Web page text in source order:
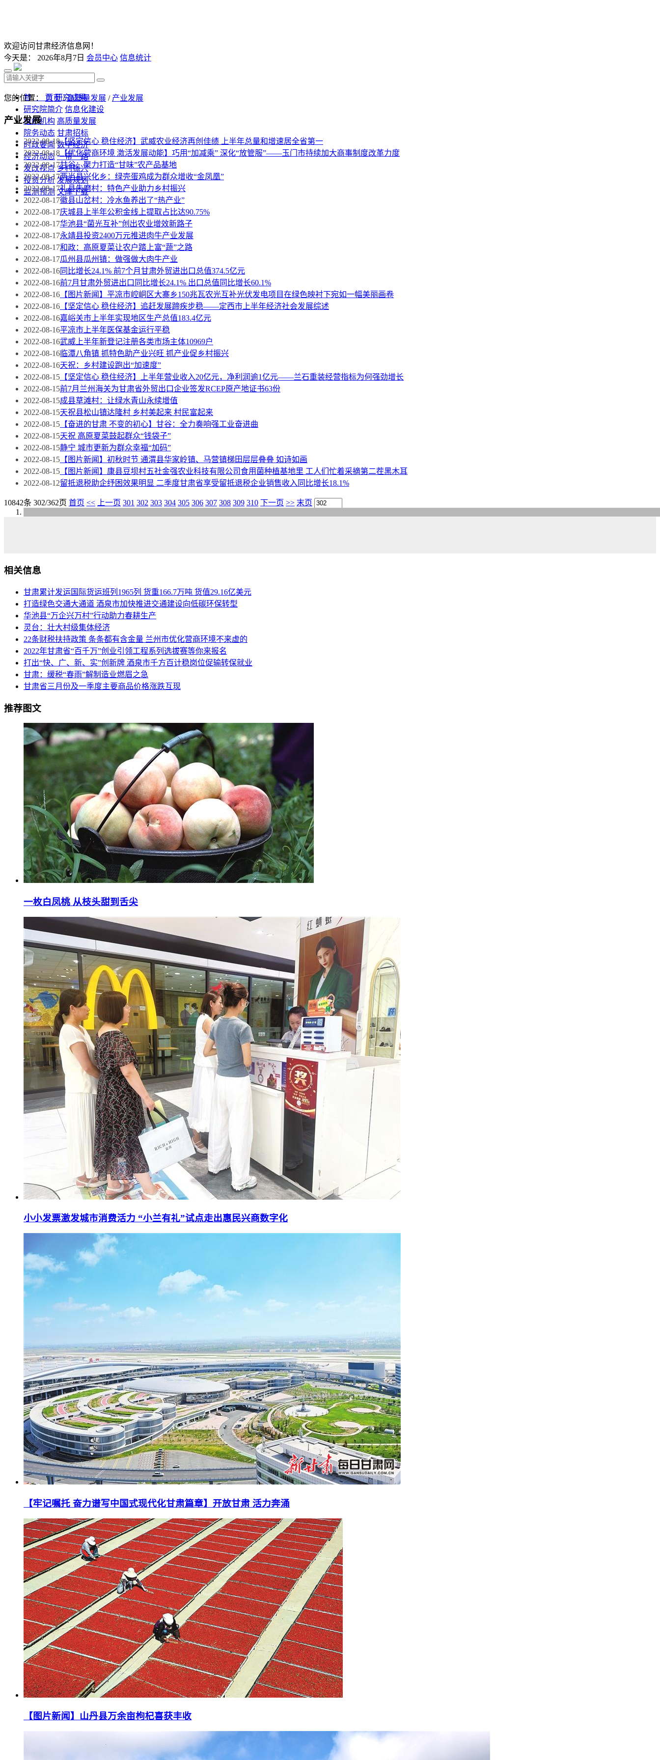
欢迎访问甘肃经济信息网！
今天是： 2026年8月7日 会员中心 信息统计
首 页 研究成果
研究院简介 信息化建设
组织机构 高质量发展
院务动态 甘肃招标
时政要闻 数字经济
经济动态 一带一路
发改视点 乡村振兴
投资分析 发展规划
监测预测 文库下载
您的位置： 首页/高质量发展 / 产业发展
产业发展
2022-08-18【坚定信心 稳住经济】武威农业经济再创佳绩 上半年总量和增速居全省第一
2022-08-18 【优化营商环境 激活发展动能】巧用“加减乘” 深化“放管服”——玉门市持续加大商事制度改革力度
2022-08-17甘谷：聚力打造“甘味”农产品基地
2022-08-17两当县兴化乡：绿壳蛋鸡成为群众增收“金凤凰”
2022-08-17礼县朱磨村：特色产业助力乡村振兴
2022-08-17徽县山岔村：冷水鱼养出了“热产业”
2022-08-17庆城县上半年公积金线上提取占比达90.75%
2022-08-17华池县“菌光互补”创出农业增效新路子
2022-08-17永靖县投资2400万元推进肉牛产业发展
2022-08-17和政：高原夏菜让农户踏上富“蔬”之路
2022-08-17瓜州县瓜州镇：做强做大肉牛产业
2022-08-16同比增长24.1% 前7个月甘肃外贸进出口总值374.5亿元
2022-08-16前7月甘肃外贸进出口同比增长24.1% 出口总值同比增长60.1%
2022-08-16 【图片新闻】平凉市崆峒区大寨乡150兆瓦农光互补光伏发电项目在绿色映衬下宛如一幅美丽画卷
2022-08-16 【坚定信心 稳住经济】追赶发展蹄疾步稳——定西市上半年经济社会发展综述
2022-08-16嘉峪关市上半年实现地区生产总值183.4亿元
2022-08-16平凉市上半年医保基金运行平稳
2022-08-16武威上半年新登记注册各类市场主体10969户
2022-08-16临潭八角镇 抓特色助产业兴旺 抓产业促乡村振兴
2022-08-16天祝：乡村建设跑出“加速度”
2022-08-15 【坚定信心 稳住经济】上半年营业收入20亿元，净利润逾1亿元——兰石重装经营指标为何强劲增长
2022-08-15前7月兰州海关为甘肃省外贸出口企业签发RCEP原产地证书63份
2022-08-15成县草滩村：让绿水青山永续增值
2022-08-15天祝县松山镇达隆村 乡村美起来 村民富起来
2022-08-15 【奋进的甘肃 不变的初心】甘谷：全力奏响强工业奋进曲
2022-08-15天祝 高原夏菜鼓起群众“钱袋子”
2022-08-15静宁 城市更新为群众幸福“加码”
2022-08-15 【图片新闻】初秋时节 通渭县华家岭镇、马营镇梯田层层叠叠 如诗如画
2022-08-15 【图片新闻】康县豆坝村五社金强农业科技有限公司食用菌种植基地里 工人们忙着采摘第二茬黑木耳
2022-08-12留抵退税助企纾困效果明显 二季度甘肃省享受留抵退税企业销售收入同比增长18.1%
10842条 302/362页 首页 << 上一页 301 302 303 304 305 306 307 308 309 310 下一页 >> 末页
相关信息
甘肃累计发运国际货运班列1965列 货重166.7万吨 货值29.16亿美元
打造绿色交通大通道 酒泉市加快推进交通建设向低碳环保转型
华池县“万企兴万村”行动助力春耕生产
灵台：壮大村级集体经济
22条财税扶持政策 条条都有含金量 兰州市优化营商环境不来虚的
2022年甘肃省“百千万”创业引领工程系列选拔赛等你来报名
打出“快、广、新、实”创新牌 酒泉市千方百计稳岗位促输转保就业
甘肃：缓税“春雨”解制造业燃眉之急
甘肃省三月份及一季度主要商品价格涨跌互现
推荐图文
一枚白凤桃 从枝头甜到舌尖
小小发票激发城市消费活力 “小兰有礼”试点走出惠民兴商数字化
【牢记嘱托 奋力谱写中国式现代化甘肃篇章】开放甘肃 活力奔涌
【图片新闻】山丹县万余亩枸杞喜获丰收